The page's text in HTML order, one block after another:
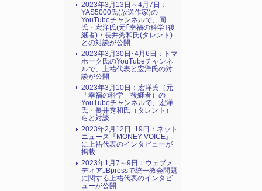
2023年3月13日～4月7日：
YAS5000氏(放送作家)の
YouTubeチャンネルで、同
氏・宏洋氏(元｢幸福の科学｣後
継者)・長井秀和氏(タレント)
との対談が公開
2023年3月30日･4月6日：トマ
ホーク氏のYouTubeチャンネ
ルで、上祐代表と宏洋氏の対
談が公開
2023年3月10日：宏洋氏（元
「幸福の科学」後継者）の
YouTubeチャンネルで、宏洋
氏・長井秀和氏（タレント）
らと対談
2023年2月12日･19日：ネット
ニュース『MONEY VOICE』
に上祐代表のインタビューが
掲載
2023年1月7～9日：ウェブメ
ディアJBpressで統一教会問題
に関する上祐代表のインタビ
ューが公開